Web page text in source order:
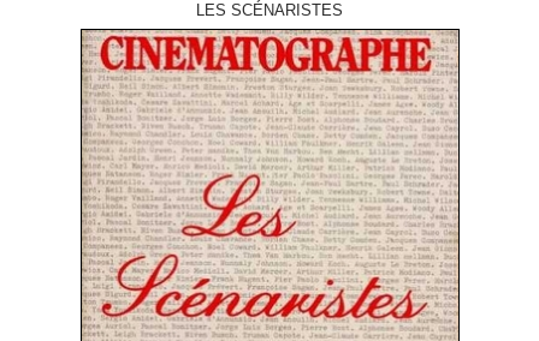
LES SCÉNARISTES